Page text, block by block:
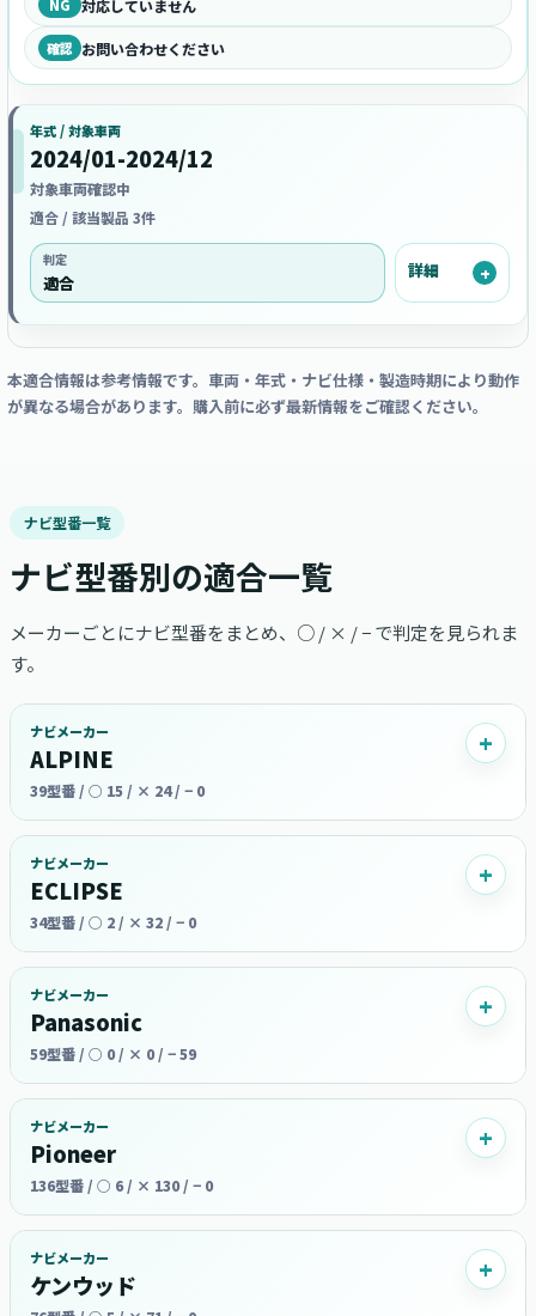
NG 対応していません
確認 お問い合わせください
年式 / 対象車両
2024/01-2024/12
対象車両確認中
適合 / 該当製品 3件
判定
適合
詳細
本適合情報は参考情報です。車両・年式・ナビ仕様・製造時期により動作
が異なる場合があります。購入前に必ず最新情報をご確認ください。
ナビ型番一覧
ナビ型番別の適合一覧
メーカーごとにナビ型番をまとめ、○ / × / − で判定を見られま
す。
ナビメーカー
ALPINE
39型番 / ○ 15 / × 24 / − 0
ナビメーカー
ECLIPSE
34型番 / ○ 2 / × 32 / − 0
ナビメーカー
Panasonic
59型番 / ○ 0 / × 0 / − 59
ナビメーカー
Pioneer
136型番 / ○ 6 / × 130 / − 0
ナビメーカー
ケンウッド